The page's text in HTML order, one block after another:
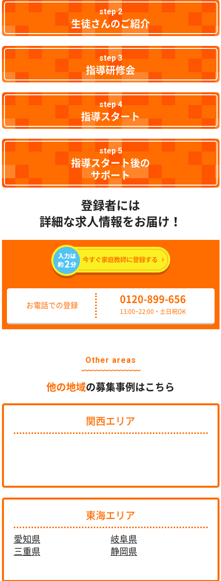
step 2
生徒さんのご紹介
step 3
指導研修会
step 4
指導スタート
step 5
指導スタート後の
サポート
登録者には
詳細な求人情報をお届け！
お電話での登録
0120-899-656
13:00~22:00・土日祝OK
Other areas
他の地域の募集事例はこちら
関西エリア
東海エリア
愛知県
岐阜県
三重県
静岡県